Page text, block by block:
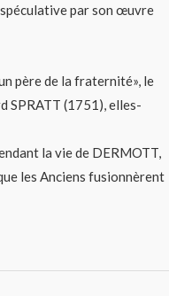
par son œuvre
père de la fraternité», le
SPRATT (1751), elles-
la vie de DERMOTT,
les Anciens fusionnèrent